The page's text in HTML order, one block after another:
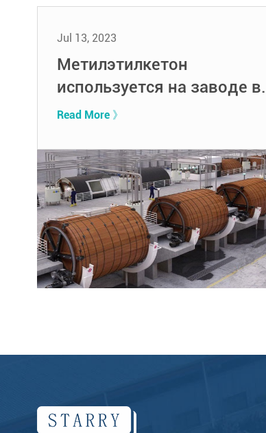
Jul 13, 2023
Метилэтилкетон
используется на заводе в
Канаде
Read More 》